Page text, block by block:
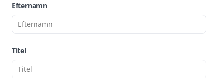
Efternamn
Titel